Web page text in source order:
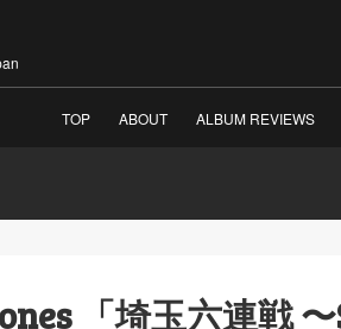
TOP ABOUT ALBUM REVIEWS
「埼玉六連戦